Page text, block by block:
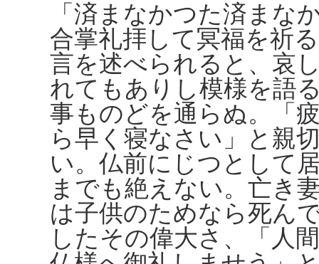
「済まなかつた済まな
合掌礼拝して冥福を祈
言を述べられると、哀
れてもありし模様を語
事ものどを通らぬ。「
ら早く寝なさい」と親
い。仏前にじつとして
までも絶えない。亡き
は子供のためなら死ん
したその偉大さ、「人